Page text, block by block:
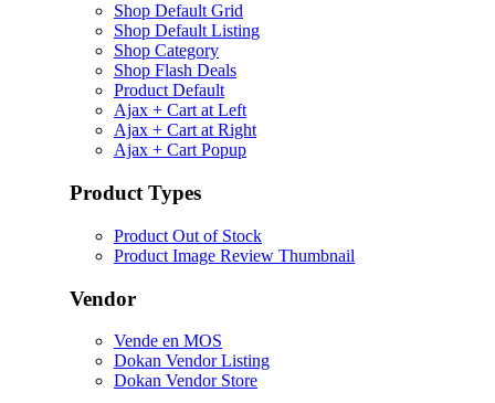
Shop Default Grid
Shop Default Listing
Shop Category
Shop Flash Deals
Product Default
Ajax + Cart at Left
Ajax + Cart at Right
Ajax + Cart Popup
Product Types
Product Out of Stock
Product Image Review Thumbnail
Vendor
Vende en MOS
Dokan Vendor Listing
Dokan Vendor Store